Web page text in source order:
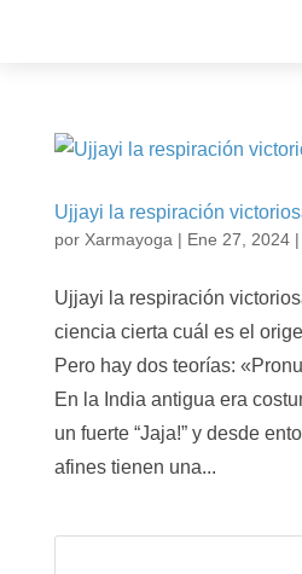
Ujjayi la respiración
por Xarmayoga | Ene 27, 2024|
Ujjayi la respiración
ciencia cierta cuál es el
Pero hay dos teorías:
En la India antigua era
un fuerte “Jaja!” y desde
afines tienen una...